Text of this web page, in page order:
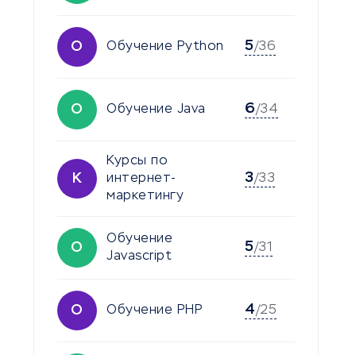
О Обучение Python 5/36
О Обучение Java 6/34
К
Курсы по
интернет-
маркетингу
3/33
О
Обучение
Javascript
5/31
О Обучение PHP 4/25